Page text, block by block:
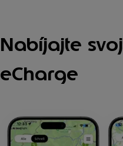
Nabíjajte
eCharge